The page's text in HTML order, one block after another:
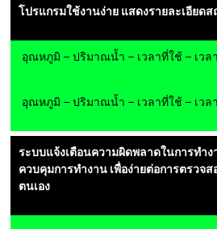
โปรแกรมใช้งานง่าย แสดงรายละเอียด
อุณหภูมิ – ปริมาณน้ำ – เวลาที่ใช้ – เวล
อุณหภูมิ – ปริมาณน้ำ – เวลาที่ใช้ – เวล
ระบบแจ้งเตือนความผิดพลาดในการทำง
ควบคุมการทำงาน เพื่อง่ายต่อการตรวจ
ตนเอง